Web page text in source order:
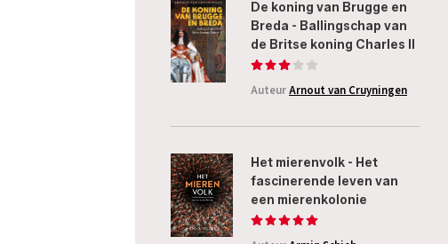
De koning van Brugge en
Breda - Ballingschap van
de Britse koning Charles II
AuteurArnout van Cruyningen
Het mierenvolk - Het
fascinerende leven van
een mierenkolonie